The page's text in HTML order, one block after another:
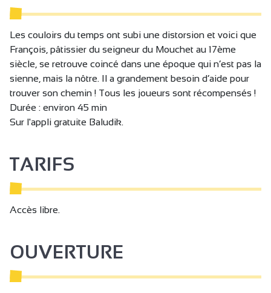
Les couloirs du temps ont subi une distorsion et voici que
François, pâtissier du seigneur du Mouchet au 17ème
siècle, se retrouve coincé dans une époque qui n’est pas la
sienne, mais la nôtre. Il a grandement besoin d’aide pour
trouver son chemin ! Tous les joueurs sont récompensés !
Durée : environ 45 min
Sur l'appli gratuite Baludik.
TARIFS
Accès libre.
OUVERTURE